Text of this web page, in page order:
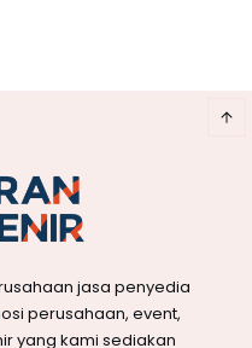
jasa penyedia
perusahaan, event,
yang kami sediakan